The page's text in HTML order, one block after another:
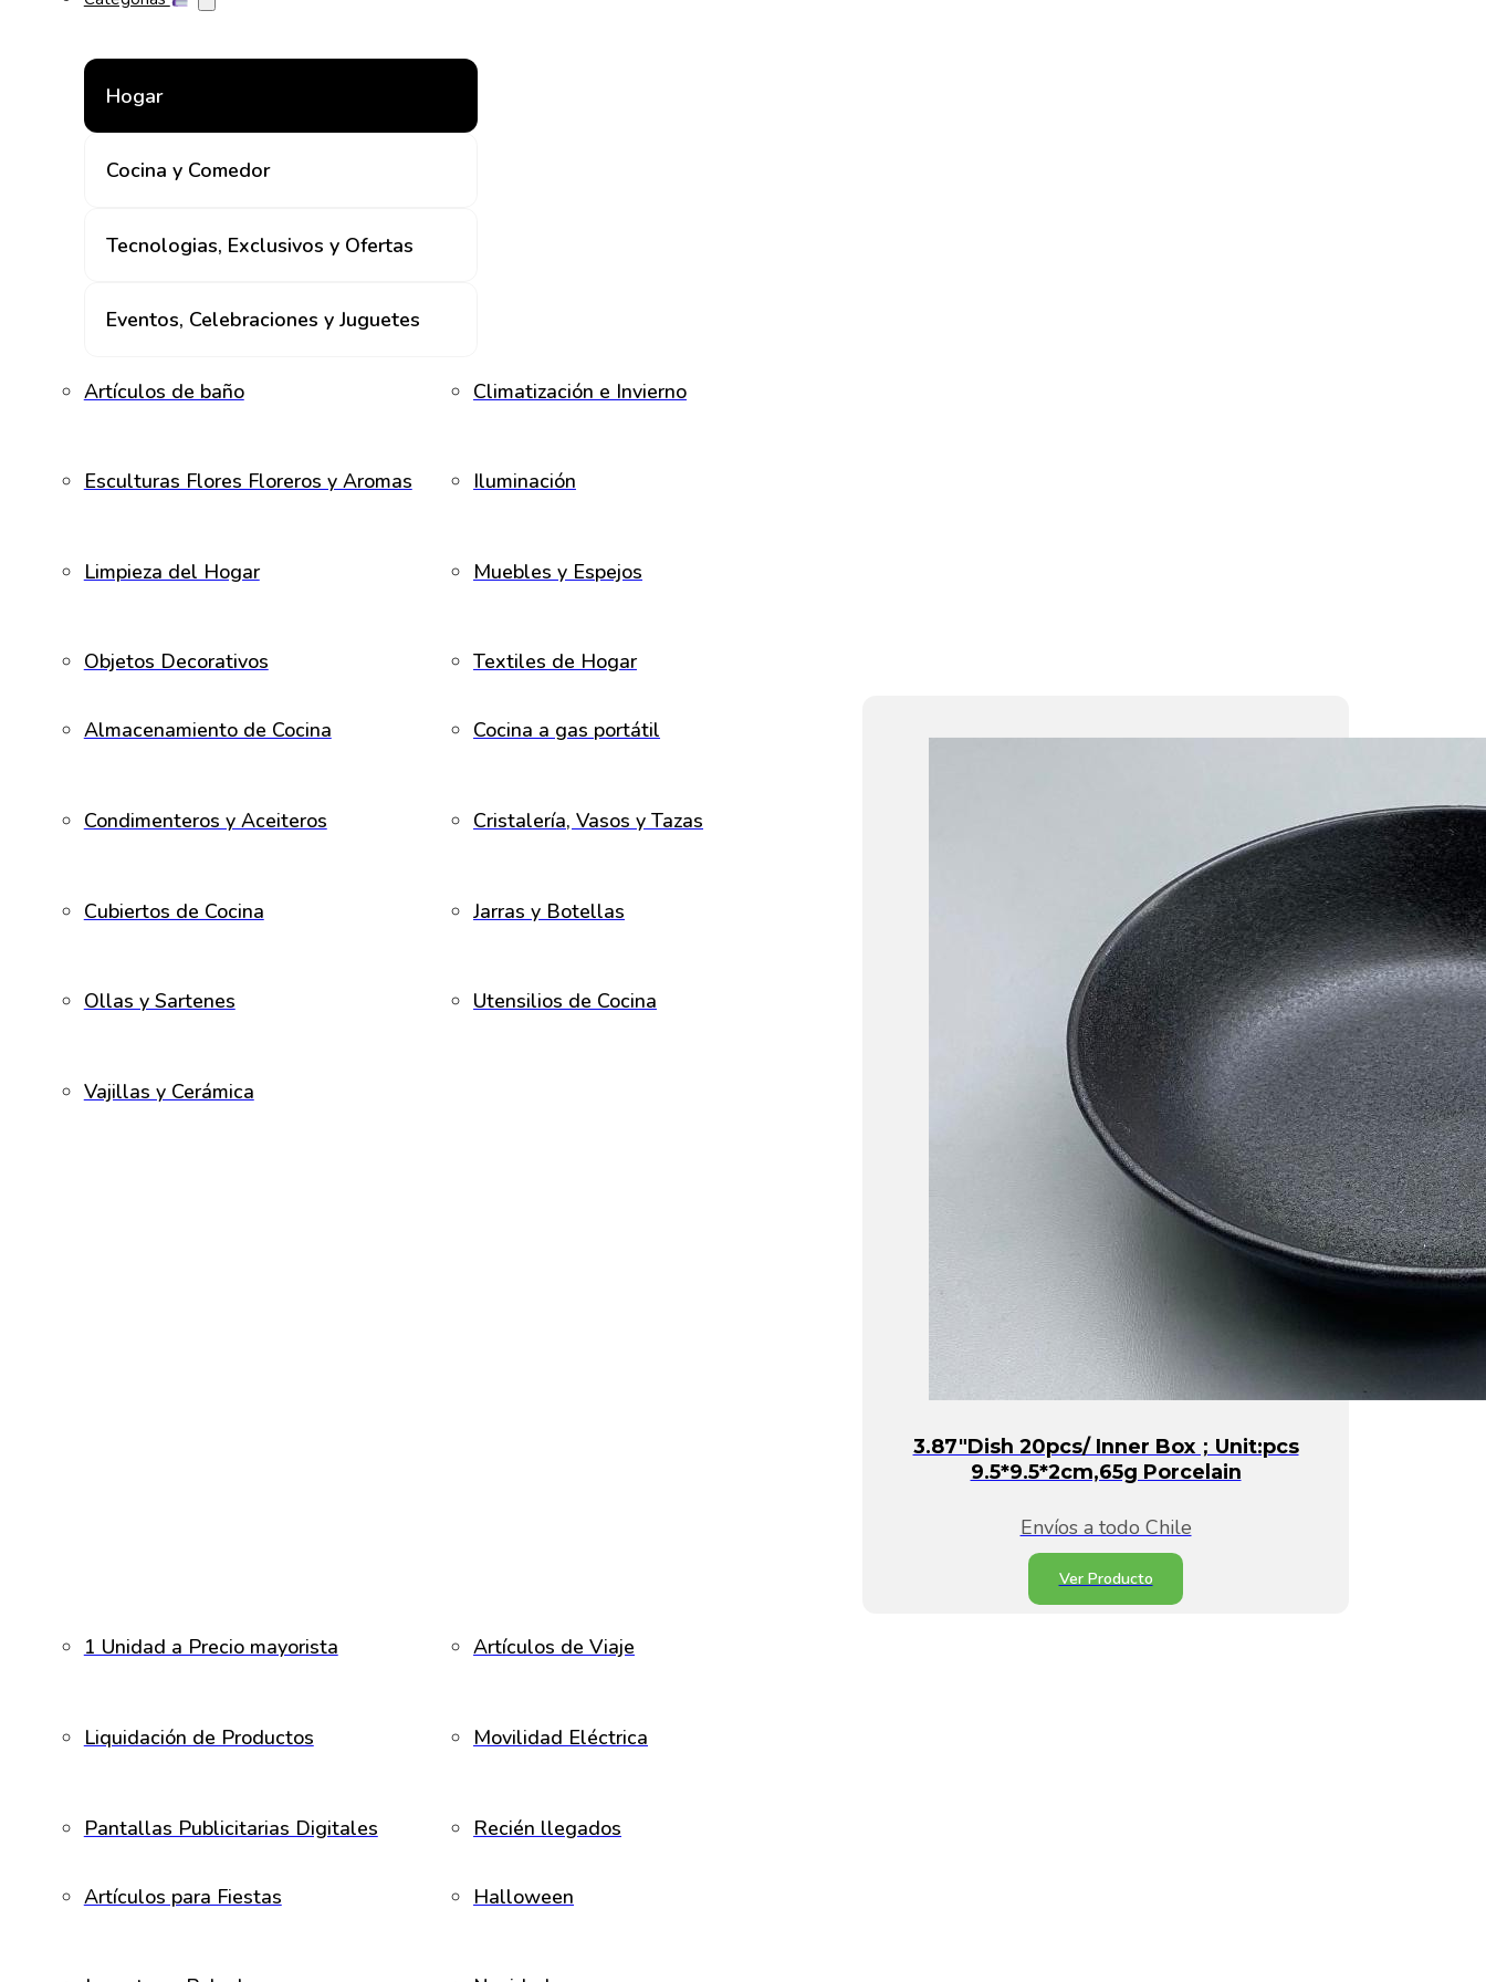
Hogar
Cocina y Comedor
Tecnologias, Exclusivos y Ofertas
Eventos, Celebraciones y Juguetes
Artículos de baño Climatización e Invierno
Esculturas Flores Floreros y Aromas Iluminación
Limpieza del Hogar Muebles y Espejos
Objetos Decorativos Textiles de Hogar
Almacenamiento de Cocina Cocina a gas portátil
Condimenteros y Aceiteros Cristalería, Vasos y Tazas
Cubiertos de Cocina Jarras y Botellas
Ollas y Sartenes Utensilios de Cocina
Vajillas y Cerámica
3.87″Dish 20pcs/ Inner Box；unit:pcs
9.5*9.5*2cm,65g Porcelain
Envíos a todo Chile
Ver Producto
1 Unidad a Precio mayorista Artículos de Viaje
Liquidación de Productos Movilidad Eléctrica
Pantallas Publicitarias Digitales Recién llegados
Artículos para Fiestas Halloween